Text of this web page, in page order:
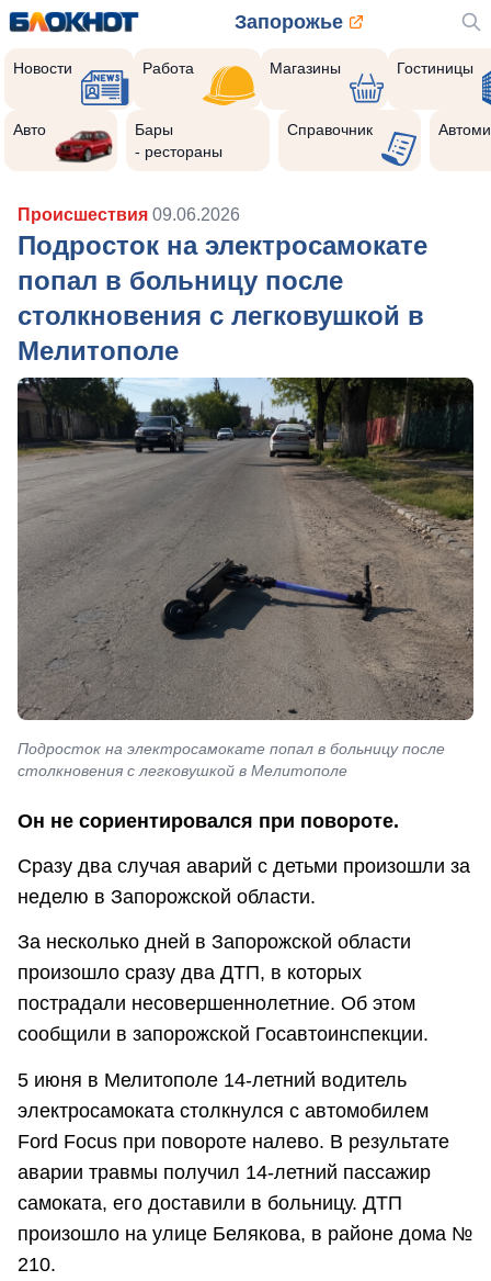
Запорожье
Новости Работа Магазины Гостиницы
Авто
Бары
- рестораны
Справочник
Происшествия 09.06.2026
Подросток на электросамокате
попал в больницу после
столкновения с легковушкой в
Мелитополе
Подросток на электросамокате попал в больницу после
столкновения с легковушкой в Мелитополе
Он не сориентировался при повороте.
Сразу два случая аварий с детьми произошли за
неделю в Запорожской области.
За несколько дней в Запорожской области
произошло сразу два ДТП, в которых
пострадали несовершеннолетние. Об этом
сообщили в запорожской Госавтоинспекции.
5 июня в Мелитополе 14-летний водитель
электросамоката столкнулся с автомобилем
Ford Focus при повороте налево. В результате
аварии травмы получил 14-летний пассажир
самоката, его доставили в больницу. ДТП
произошло на улице Белякова, в районе дома №
210.